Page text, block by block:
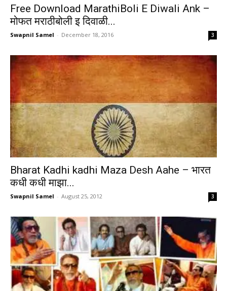
Free Download MarathiBoli E Diwali Ank –
मोफत मराठीबोली इ दिवाळी...
Swapnil Samel - December 18, 2016 3
Bharat Kadhi kadhi Maza Desh Aahe – भारत
कधी कधी माझा...
Swapnil Samel - August 25, 2012 3